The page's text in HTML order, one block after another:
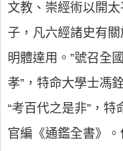
文教、崇經術以開
子，凡六經諸史有
明體達用。”號召全
孝”，特命大學士馮
“考百代之是非”，
官編《通鑑全書》